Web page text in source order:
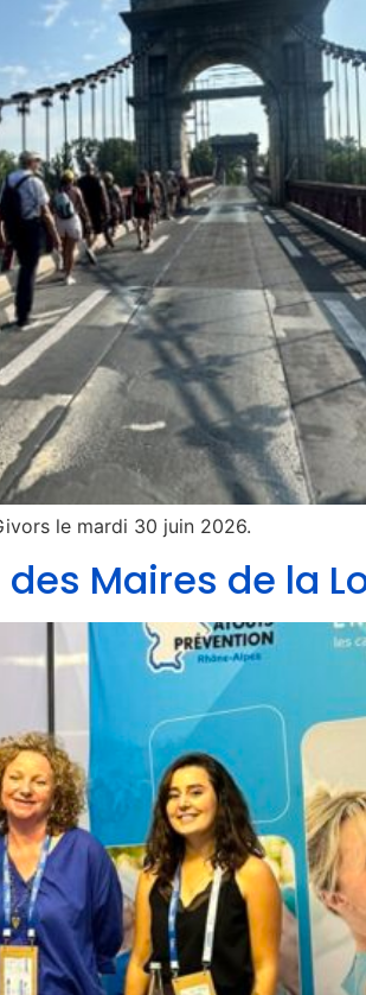
le mardi 30 juin 2026.
Maires de la